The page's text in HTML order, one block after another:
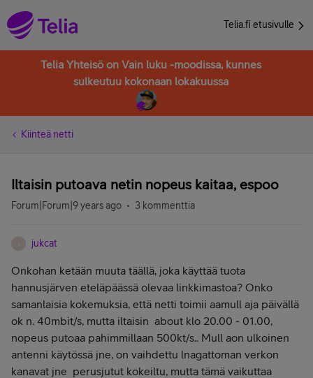
Telia.fi etusivulle
Telia Yhteisö on Vain luku -moodissa, kunnes
sulkeutuu kokonaan lokakuussa
Kiinteä netti
Iltaisin putoava netin nopeus kaitaa, espoo
Forum|Forum|9 years ago 3 kommenttia
jukcat
Onkohan ketään muuta täällä, joka käyttää tuota
hannusjärven eteläpäässä olevaa linkkimastoa? Onko
samanlaisia kokemuksia, että netti toimii aamull aja päivällä
ok n. 40mbit/s, mutta iltaisin about klo 20.00 - 01.00,
nopeus putoaa pahimmillaan 500kt/s.. Mull aon ulkoinen
antenni käytössä jne, on vaihdettu lnagattoman verkon
kanavat jne perusjutut kokeiltu, mutta tämä vaikuttaa